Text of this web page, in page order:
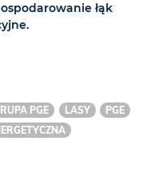
łąk
PGE LASY
PGE